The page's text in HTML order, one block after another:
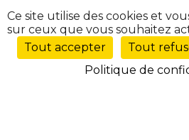
Mentions légales
Politique de confidentialité
Conditions générales de vente
Ce site utilise des cookies et
sur ceux que vous souhaitez
Tout accepter
Tout
Politique de